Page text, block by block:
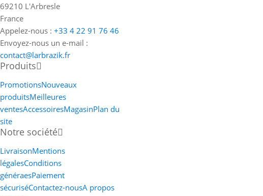
69210 L'Arbresle
France
Appelez-nous : +33 4 22 91 76 46
Envoyez-nous un e-mail :
contact@larbrazik.fr
Produits
PromotionsNouveaux
produitsMeilleures
ventesAccessoiresMagasinPlan du
site
Notre société
LivraisonMentions
légalesConditions
généraesPaiement
sécuriséContactez-nousA propos